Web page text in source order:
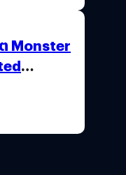
Monster